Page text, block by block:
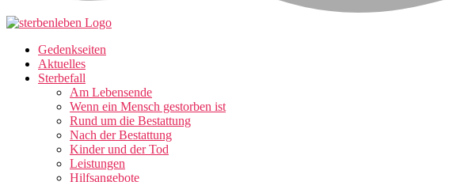
Gedenkseiten
Aktuelles
Sterbefall
Am Lebensende
Wenn ein Mensch gestorben ist
Rund um die Bestattung
Nach der Bestattung
Kinder und der Tod
Leistungen
Hilfsangebote